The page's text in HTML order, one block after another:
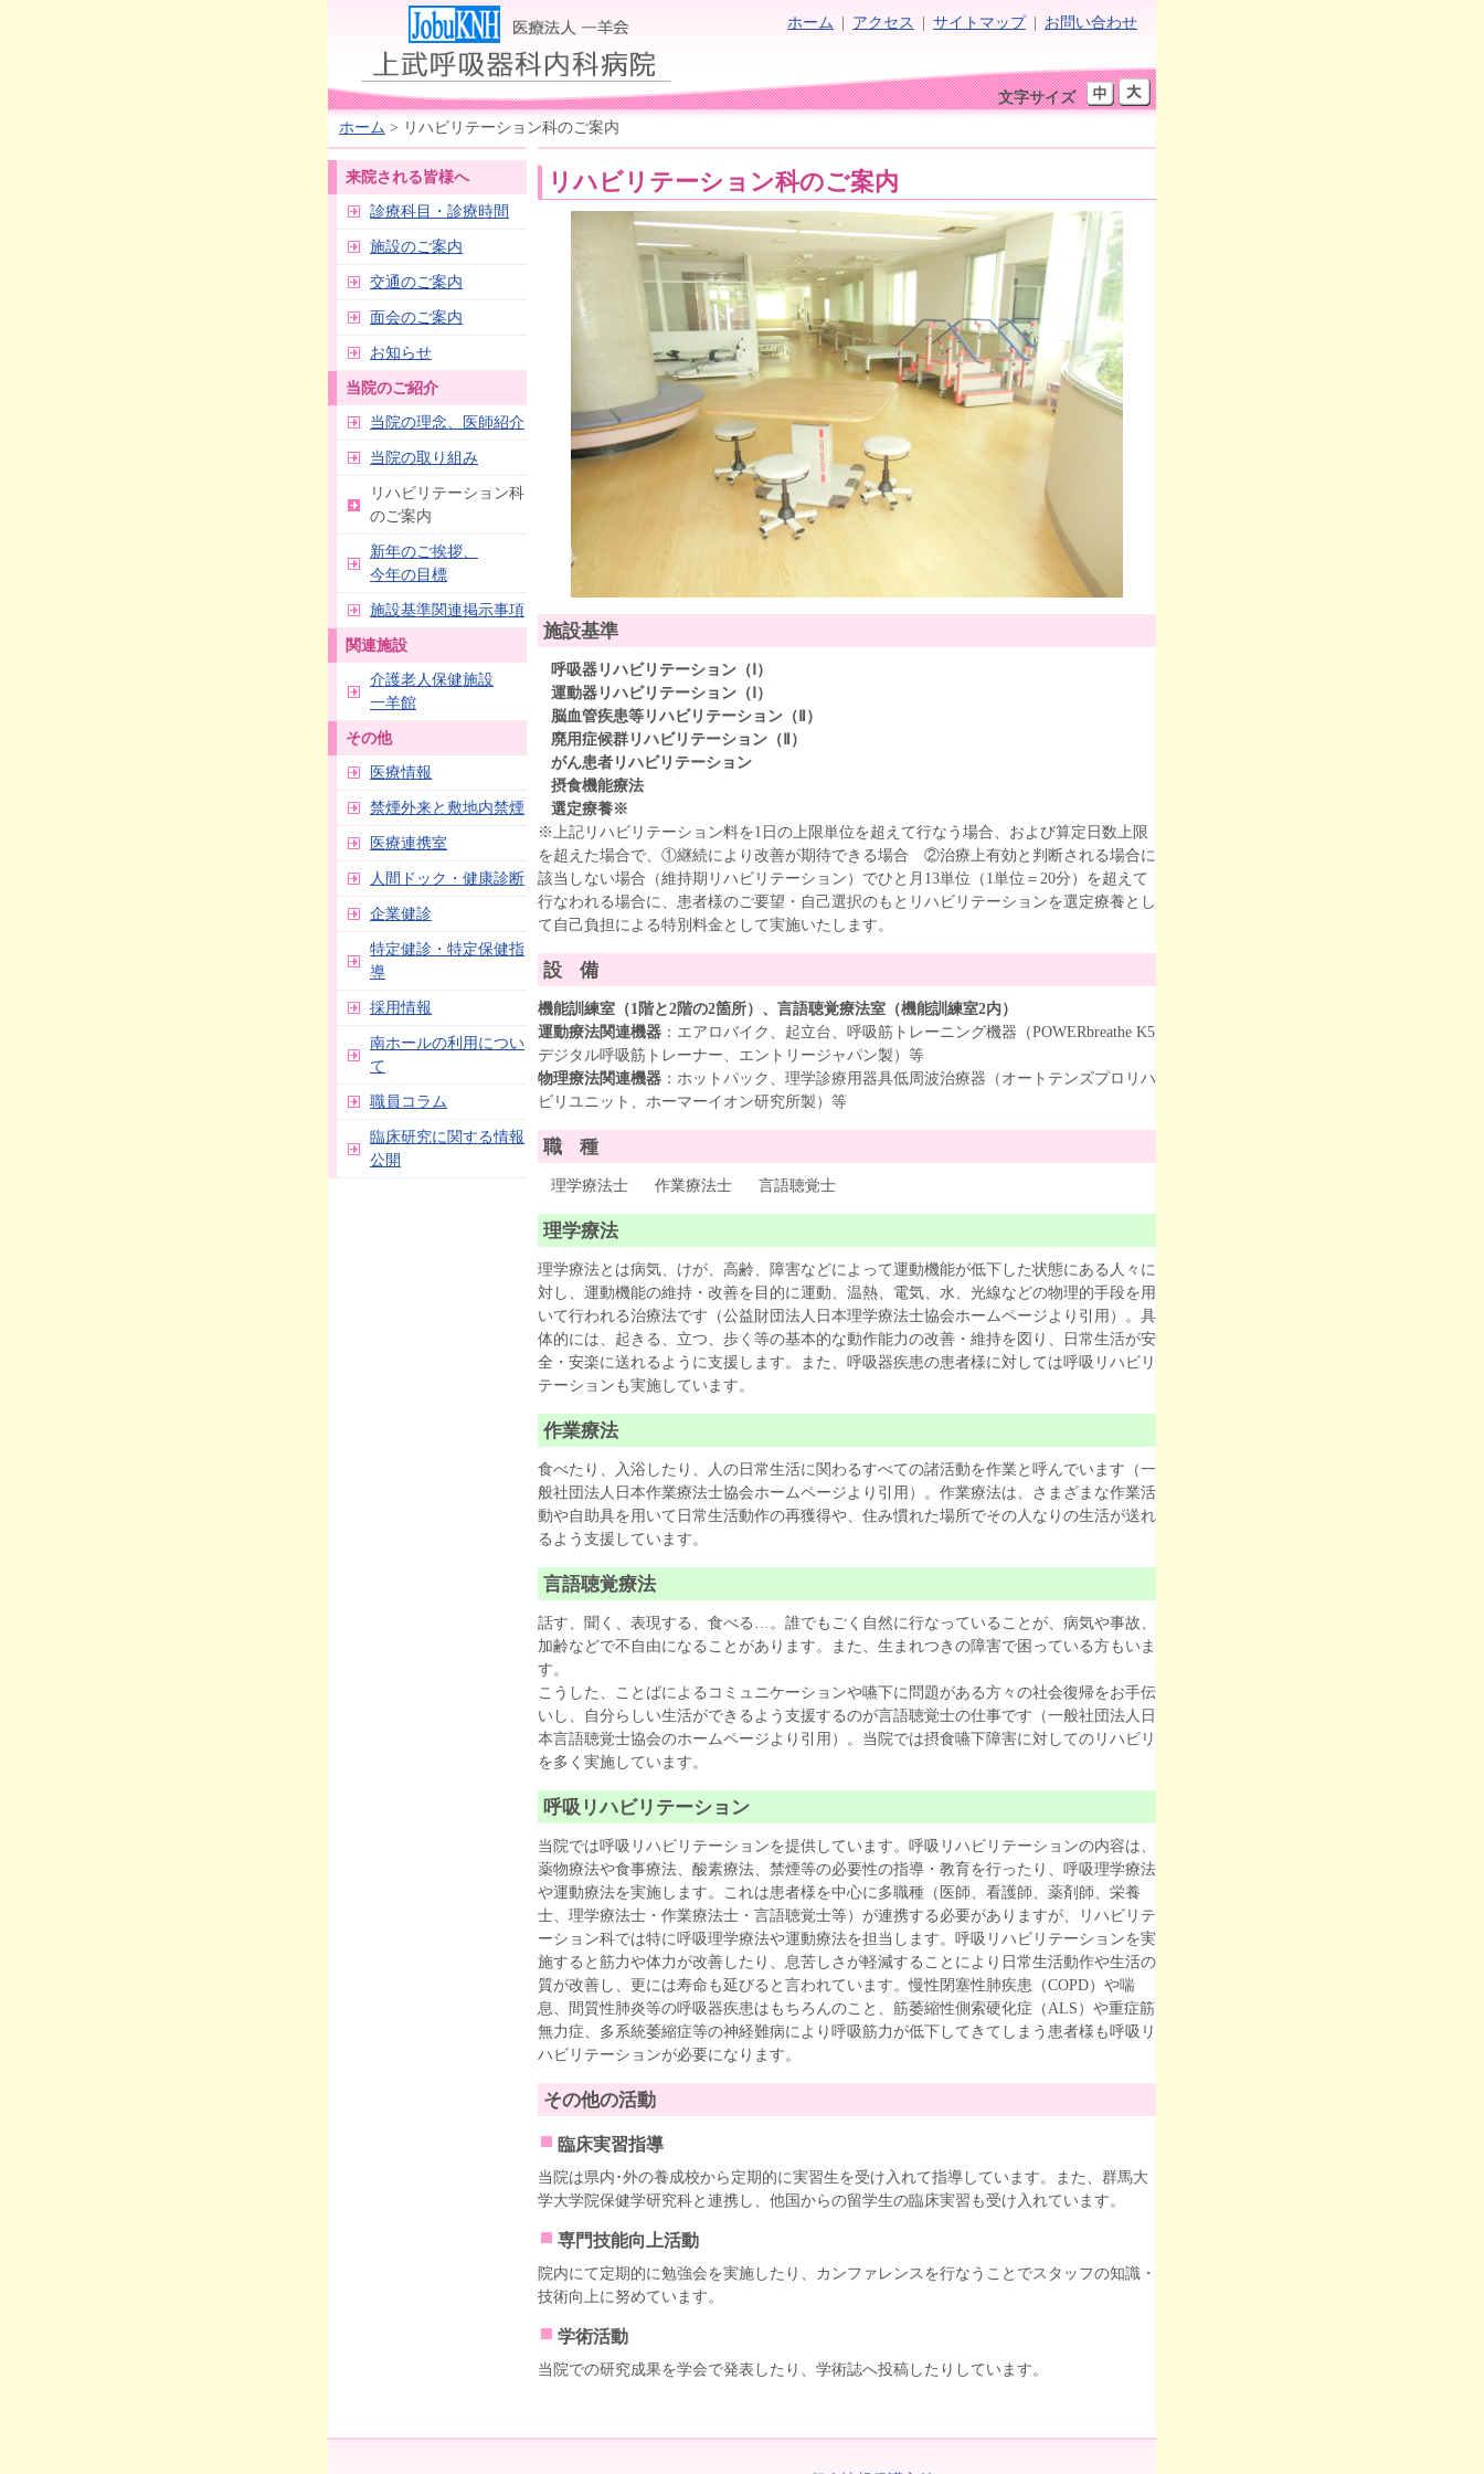
ホーム | アクセス | サイトマップ | お問い合わせ
文字サイズ
ホーム > リハビリテーション科のご案内
リハビリテーション科のご案内
施設基準
呼吸器リハビリテーション（Ⅰ）
運動器リハビリテーション（Ⅰ）
脳血管疾患等リハビリテーション（Ⅱ）
廃用症候群リハビリテーション（Ⅱ）
がん患者リハビリテーション
摂食機能療法
選定療養※
※上記リハビリテーション料を1日の上限単位を超えて行なう場合、および算定日数上限
を超えた場合で、①継続により改善が期待できる場合 ②治療上有効と判断される場合に
該当しない場合（維持期リハビリテーション）でひと月13単位（1単位＝20分）を超えて
行なわれる場合に、患者様のご要望・自己選択のもとリハビリテーションを選定療養とし
て自己負担による特別料金として実施いたします。
設 備
機能訓練室（1階と2階の2箇所）、言語聴覚療法室（機能訓練室2内）
運動療法関連機器 ：エアロバイク、起立台、呼吸筋トレーニング機器（POWERbreathe K5
デジタル呼吸筋トレーナー、エントリージャパン製）等
物理療法関連機器 ：ホットパック、理学診療用器具低周波治療器（オートテンズプロリハ
ビリユニット、ホーマーイオン研究所製）等
職 種
理学療法士 作業療法士 言語聴覚士
理学療法
理学療法とは病気、けが、高齢、障害などによって運動機能が低下した状態にある人々に
対し、運動機能の維持・改善を目的に運動、温熱、電気、水、光線などの物理的手段を用
いて行われる治療法です（公益財団法人日本理学療法士協会ホームページより引用）。具
体的には、起きる、立つ、歩く等の基本的な動作能力の改善・維持を図り、日常生活が安
全・安楽に送れるように支援します。また、呼吸器疾患の患者様に対しては呼吸リハビリ
テーションも実施しています。
作業療法
食べたり、入浴したり、人の日常生活に関わるすべての諸活動を作業と呼んでいます（一
般社団法人日本作業療法士協会ホームページより引用）。作業療法は、さまざまな作業活
動や自助具を用いて日常生活動作の再獲得や、住み慣れた場所でその人なりの生活が送れ
るよう支援しています。
言語聴覚療法
話す、聞く、表現する、食べる…。誰でもごく自然に行なっていることが、病気や事故、
加齢などで不自由になることがあります。また、生まれつきの障害で困っている方もいま
す。
こうした、ことばによるコミュニケーションや嚥下に問題がある方々の社会復帰をお手伝
いし、自分らしい生活ができるよう支援するのが言語聴覚士の仕事です（一般社団法人日
本言語聴覚士協会のホームページより引用）。当院では摂食嚥下障害に対してのリハビリ
を多く実施しています。
呼吸リハビリテーション
当院では呼吸リハビリテーションを提供しています。呼吸リハビリテーションの内容は、
薬物療法や食事療法、酸素療法、禁煙等の必要性の指導・教育を行ったり、呼吸理学療法
や運動療法を実施します。これは患者様を中心に多職種（医師、看護師、薬剤師、栄養
士、理学療法士・作業療法士・言語聴覚士等）が連携する必要がありますが、リハビリテ
ーション科では特に呼吸理学療法や運動療法を担当します。呼吸リハビリテーションを実
施すると筋力や体力が改善したり、息苦しさが軽減することにより日常生活動作や生活の
質が改善し、更には寿命も延びると言われています。慢性閉塞性肺疾患（COPD）や喘
息、間質性肺炎等の呼吸器疾患はもちろんのこと、筋萎縮性側索硬化症（ALS）や重症筋
無力症、多系統萎縮症等の神経難病により呼吸筋力が低下してきてしまう患者様も呼吸リ
ハビリテーションが必要になります。
その他の活動
臨床実習指導
当院は県内･外の養成校から定期的に実習生を受け入れて指導しています。また、群馬大
学大学院保健学研究科と連携し、他国からの留学生の臨床実習も受け入れています。
専門技能向上活動
院内にて定期的に勉強会を実施したり、カンファレンスを行なうことでスタッフの知識・
技術向上に努めています。
学術活動
当院での研究成果を学会で発表したり、学術誌へ投稿したりしています。
来院される皆様へ
診療科目・診療時間
施設のご案内
交通のご案内
面会のご案内
お知らせ
当院のご紹介
当院の理念、医師紹介
当院の取り組み
リハビリテーション科
のご案内
新年のご挨拶、
今年の目標
施設基準関連掲示事項
関連施設
介護老人保健施設
一羊館
その他
医療情報
禁煙外来と敷地内禁煙
医療連携室
人間ドック・健康診断
企業健診
特定健診・特定保健指
導
採用情報
南ホールの利用につい
て
職員コラム
臨床研究に関する情報
公開